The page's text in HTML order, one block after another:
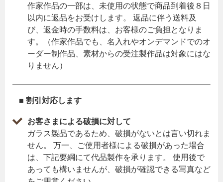
作家作品の一部は、未使用の状態で商品到着後８日
以内に返品をお受けします。 返品に伴う送料及
び、返金時の手数料は、お客様のご負担となりま
す。（作家作品でも、名入れやオンデマンドでのオ
ーダー制作品、素材からの受注製作品は対象にはな
りません）
■ 割引対応します
お客さまによる破損に対して
ガラス製品であるため、破損がないとは言い切れま
せん。 万一、ご使用者様による破損があった場合
は、下記要綱にて代品製作を承ります。 使用後で
あっても構いませんが、破損が確認できる写真など